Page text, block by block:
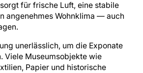
für frische Luft, eine stabile
angenehmes Wohnklima — auch
unerlässlich, um die Exponate
Viele Museumsobjekte wie
Papier und historische